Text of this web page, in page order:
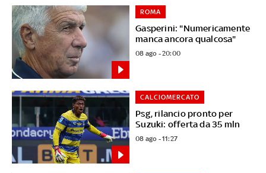
Gasperini: "Numericamente
manca ancora qualcosa"
ROMA
08 ago - 20:00
Psg, rilancio pronto per
Suzuki: offerta da 35 mln
CALCIOMERCATO
08 ago - 11:27